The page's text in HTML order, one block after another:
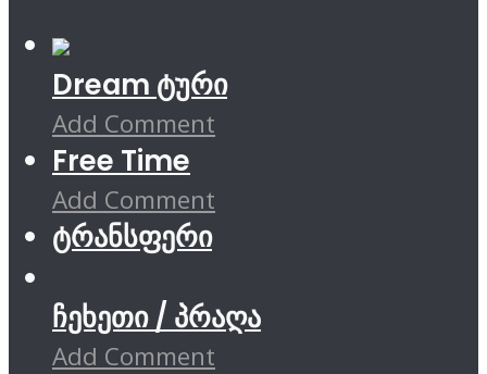
Dream ტური
Add Comment
Free Time
Add Comment
ტრანსფერი
ჩეხეთი / პრაღა
Add Comment